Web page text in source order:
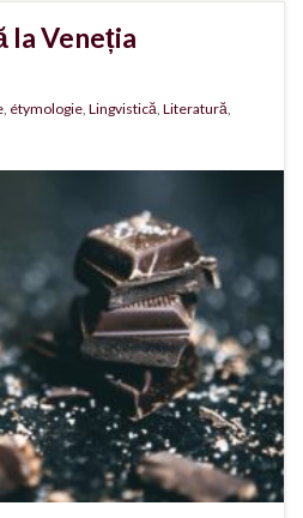
la Veneția
étymologie Lingvistică Literatură